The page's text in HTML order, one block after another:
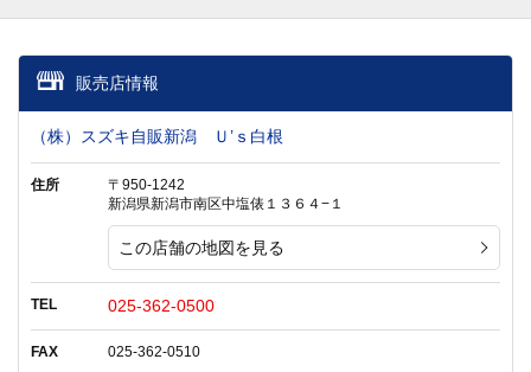
販売店情報
（株）スズキ自販新潟 Ｕ’ｓ白根
住所
〒950-1242
新潟県新潟市南区中塩俵１３６４−１
この店舗の地図を見る
TEL 025-362-0500
FAX 025-362-0510